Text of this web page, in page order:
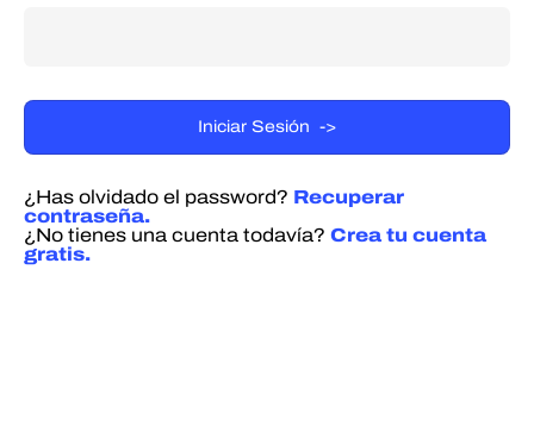
¿Has olvidado el password? Recuperar
contraseña.
¿No tienes una cuenta todavía? Crea tu cuenta
gratis.